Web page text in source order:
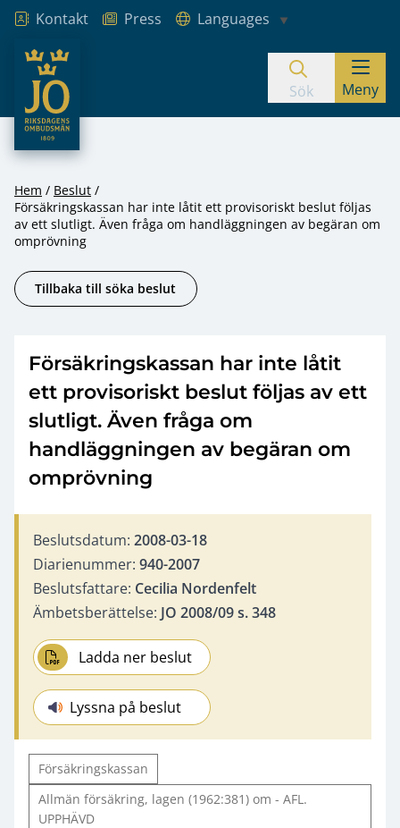
Hoppa till innehåll
Kontakt Press
Languages
JO – Riksdagens Ombudsmän
Sök Meny
Hem
Beslut
Försäkringskassan har inte låtit ett provisoriskt beslut följas
av ett slutligt. Även fråga om handläggningen av begäran om
omprövning
Tillbaka till söka beslut
Försäkringskassan har inte låtit
ett provisoriskt beslut följas av ett
slutligt. Även fråga om
handläggningen av begäran om
omprövning
Beslutsdatum: 2008-03-18
Diarienummer: 940-2007
Beslutsfattare: Cecilia Nordenfelt
Ämbetsberättelse: JO 2008/09 s. 348
Ladda ner beslut
Lyssna på beslut
Försäkringskassan
Allmän försäkring, lagen (1962:381) om - AFL.
UPPHÄVD